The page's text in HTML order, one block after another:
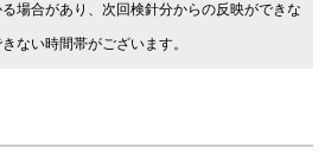
場合があり、次回検針分からの反映ができな
ない時間帯がございます。